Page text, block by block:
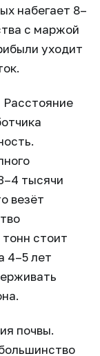
набегает 8–
с маржой
уходит
Расстояние
тысячи
везёт
стоит
4–5 лет
почвы.